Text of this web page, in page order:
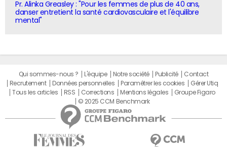
Pr. Alinka Greasley : "Pour les femmes de plus de 40 ans,
danser entretient la santé cardiovasculaire et l'équilibre
mental"
Qui sommes-nous ? L'équipe Notre société Publicité
Contact
Recrutement
Données personnelles Paramétrer les cookies
Gérer Utiq
Tous les articles
RSS Corrections Mentions légales
Groupe Figaro
© 2025 CCM Benchmark